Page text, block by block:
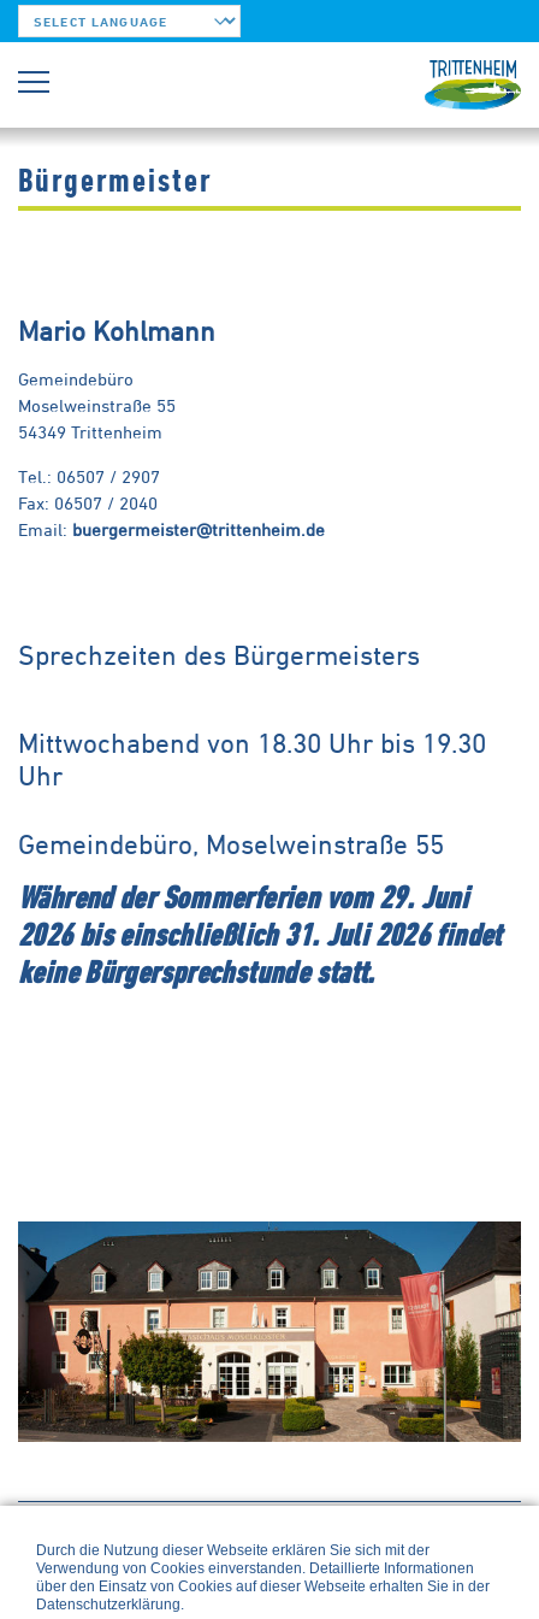
Bürgermeister
Bürgermeister
Mario Kohlmann
Gemeindebüro
Moselweinstraße 55
54349 Trittenheim
Tel.: 06507 / 2907
Fax: 06507 / 2040
Email: buergermeister@trittenheim.de
Sprechzeiten des Bürgermeisters
Mittwochabend von 18.30 Uhr bis 19.30
Uhr
Gemeindebüro, Moselweinstraße 55
Während der Sommerferien vom 29. Juni
2026 bis einschließlich 31. Juli 2026 findet
keine Bürgersprechstunde statt.
Durch die Nutzung dieser Webseite erklären Sie sich mit der
Verwendung von Cookies einverstanden. Detaillierte Informationen
über den Einsatz von Cookies auf dieser Webseite erhalten Sie in der
Datenschutzerklärung.